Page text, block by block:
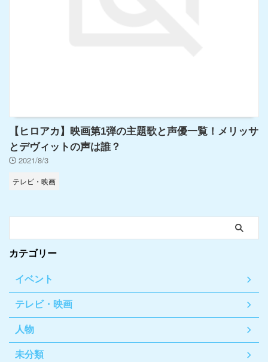
【ヒロアカ】映画第1弾の主題歌と声優一覧！メリッサ
とデヴィットの声は誰？
2021/8/3
テレビ・映画
カテゴリー
イベント
テレビ・映画
人物
未分類